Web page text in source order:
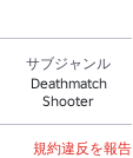
サブジャンル
Deathmatch
Shooter
規約違反を報告